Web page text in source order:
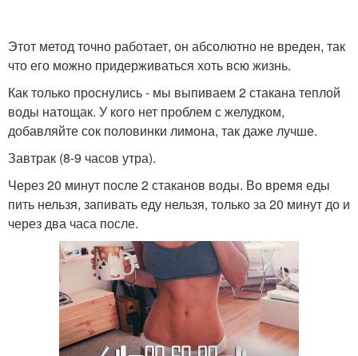
Этот метод точно работает, он абсолютно не вреден, так
что его можно придерживаться хоть всю жизнь.
Как только проснулись - мы выпиваем 2 стакана теплой
воды натощак. У кого нет проблем с желудком,
добавляйте сок половинки лимона, так даже лучше.
Завтрак (8-9 часов утра).
Через 20 минут после 2 стаканов воды. Во время еды
пить нельзя, запивать еду нельзя, только за 20 минут до и
через два часа после.